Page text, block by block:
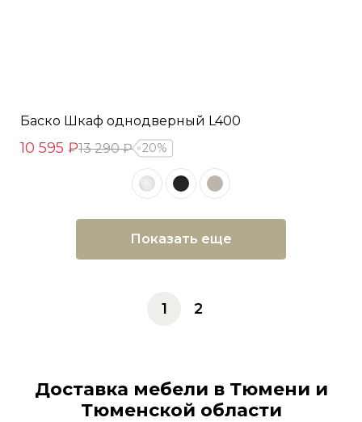
Баско Шкаф однодверный L400
10 595 ₽13 290 ₽ 20%
Показать еще
1 2
Доставка мебели в Тюмени и
Тюменской области